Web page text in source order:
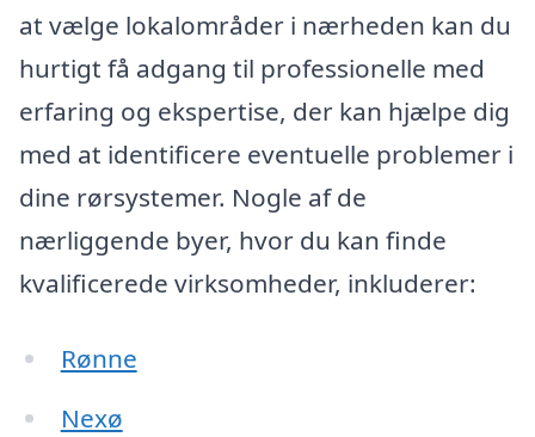
at vælge lokalområder i nærheden kan du
hurtigt få adgang til professionelle med
erfaring og ekspertise, der kan hjælpe dig
med at identificere eventuelle problemer i
dine rørsystemer. Nogle af de
nærliggende byer, hvor du kan finde
kvalificerede virksomheder, inkluderer:
Rønne
Nexø